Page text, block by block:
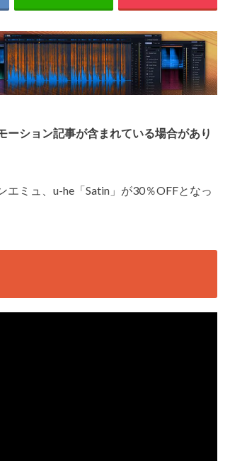
ション記事が含まれている場合があり
ミュ、u-he「Satin」が30％OFFとなっ